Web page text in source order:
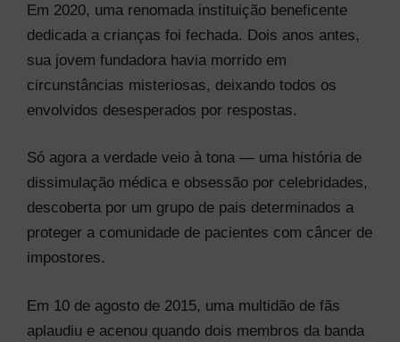
Em 2020, uma renomada instituição beneficente
dedicada a crianças foi fechada. Dois anos antes,
sua jovem fundadora havia morrido em
circunstâncias misteriosas, deixando todos os
envolvidos desesperados por respostas.
Só agora a verdade veio à tona — uma história de
dissimulação médica e obsessão por celebridades,
descoberta por um grupo de pais determinados a
proteger a comunidade de pacientes com câncer de
impostores.
Em 10 de agosto de 2015, uma multidão de fãs
aplaudiu e acenou quando dois membros da banda